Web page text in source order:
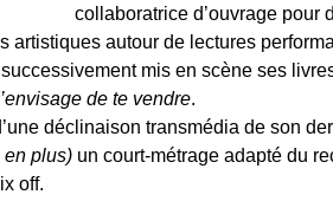
collaboratrice d’ouvrage pour
autour de lectures
mis en scène ses
de te vendre.
déclinaison transmédia de son
en plus) un court-métrage adapté du
off.